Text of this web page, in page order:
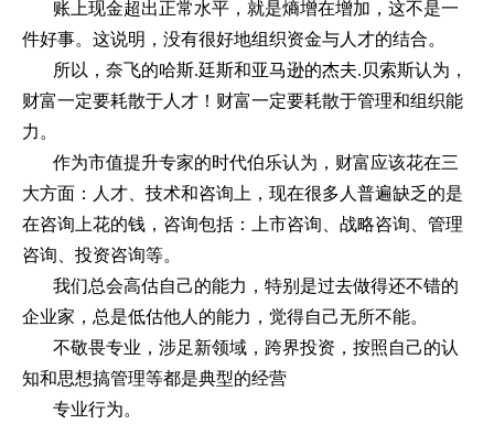
账上现金超出正常水平，就是熵增在增加，这不是一
件好事。这说明，没有很好地组织资金与人才的结合。
所以，奈飞的哈斯.廷斯和亚马逊的杰夫.贝索斯认为，
财富一定要耗散于人才！财富一定要耗散于管理和组织能
力。
作为市值提升专家的时代伯乐认为，财富应该花在三
大方面：人才、技术和咨询上，现在很多人普遍缺乏的是
在咨询上花的钱，咨询包括：上市咨询、战略咨询、管理
咨询、投资咨询等。
我们总会高估自己的能力，特别是过去做得还不错的
企业家，总是低估他人的能力，觉得自己无所不能。
不敬畏专业，涉足新领域，跨界投资，按照自己的认
知和思想搞管理等都是典型的经营
专业行为。